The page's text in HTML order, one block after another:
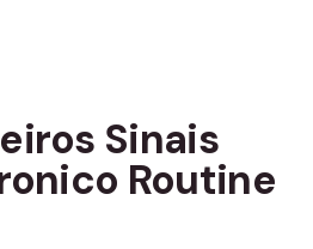
Sinais
Routine